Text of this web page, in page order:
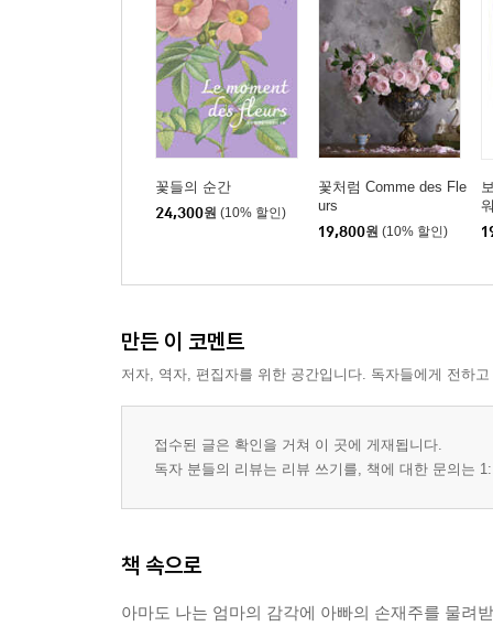
꽃들의 순간
24,300원 (10% 할인)
꽃처럼 Comme des Fle
urs
19,800원 (10% 할인)
만든 이 코멘트
저자, 역자, 편집자를 위한 공간입니다. 독자들에게 전하
접수된 글은 확인을 거쳐 이 곳에 게재됩니다.
독자 분들의 리뷰는 리뷰 쓰기를, 책에 대한 문의는
책 속으로
아마도 나는 엄마의 감각에 아빠의 손재주를 물려